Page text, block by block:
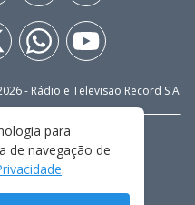
- Rádio e Televisão Record S.A
PRIVACIDADE
DE USO
para
de navegação de
.